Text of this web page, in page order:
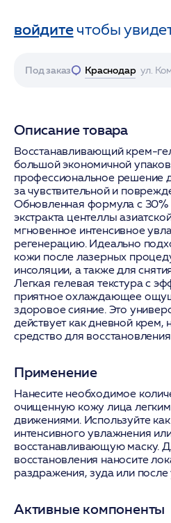
войдитечтобы
Под заказ Краснодар ул.
Описание товара
Восстанавливающий крем-
большой экономичной
профессиональное решение
за чувствительной и
Обновленная формула с 30%
экстракта центеллы
мгновенное интенсивное
регенерацию. Идеально
кожи после лазерных
инсоляции, а также для
Легкая гелевая текстура с
приятное охлаждающее
здоровое сияние. Это
действует как дневной крем,
средство для
Применение
Нанесите необходимое
очищенную кожу лица
движениями. Используйте
интенсивного увлажнения
восстанавливающую маску.
восстановления наносите
раздражения, зуда или
Активные компоненты